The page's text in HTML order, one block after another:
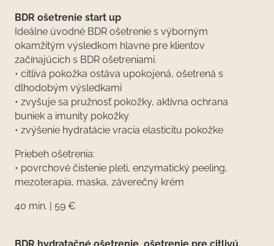
BDR ošetrenie start up
Ideálne úvodné BDR ošetrenie s výborným
okamžitým výsledkom hlavne pre klientov
začínajúcich s BDR ošetreniami.
• citlivá pokožka ostáva upokojená, ošetrená s
dlhodobým výsledkami
• zvyšuje sa pružnosť pokožky, aktívna ochrana
buniek a imunity pokožky
• zvýšenie hydratácie vracia elasticitu pokožke
Priebeh ošetrenia:
• povrchové čistenie pleti, enzymatický peeling,
mezoterapia, maska, záverečný krém
40 min. | 59 €